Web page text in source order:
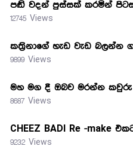
පඬි වදන් පුස්සක් කරමින්
12745 Views
කත්‍රිනාගේ හැඩ වැඩ බලන්න
9899 Views
මහ මග දී ඔබව මරන්න
8687 Views
CHEEZ BADI Re -make
9232 Views